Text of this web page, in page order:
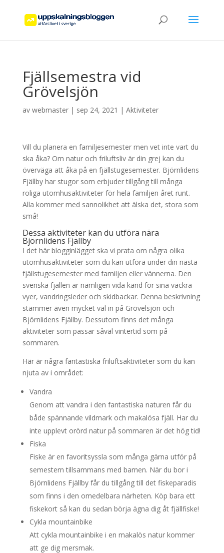
Fjällsemestra vid
Grövelsjön
av webmaster| sep 24, 2021 | Aktiviteter
Vill du planera en familjesemester men vet inte vart du
ska åka? Om natur och friluftsliv är din grej kan du
överväga att åka på en fjällstugesemester. Björnlidens
Fjällby har stugor som erbjuder tillgång till många
roliga utomhusaktiviteter för hela familjen året runt.
Alla kommer med sannolikhet att älska det, stora som
små!
Dessa aktiviteter kan du utföra nära
Björnlidens Fjällby
I det här blogginlägget ska vi prata om några olika
utomhusaktiviteter som du kan utföra under din nästa
fjällstugesemester med familjen eller vännerna. Den
svenska fjällen är nämligen vida känd för sina vackra
vyer, vandringsleder och skidbackar. Denna beskrivning
stämmer även mycket väl in på Grövelsjön och
Björnlidens Fjällby. Dessutom finns det många
aktiviteter som passar såväl vintertid som på
sommaren.
Här är några fantastiska friluftsaktiviteter som du kan
njuta av i området:
Vandra
Genom att vandra i den fantastiska naturen får du
både spännande vildmark och makalösa fjäll. Har du
inte upplevt orörd natur på sommaren är det hög tid!
Fiska
Fiske är en favoritsyssla som många gärna utför på
semestern tillsammans med barnen. När du bor i
Björnlidens Fjällby får du tillgång till det fiskeparadis
som finns i den omedelbara närheten. Köp bara ett
fiskekort så kan du sedan börja ägna dig åt fjällfiske!
Cykla mountainbike
Att cykla mountainbike i en makalös natur kommer
att ge dig mersmak.